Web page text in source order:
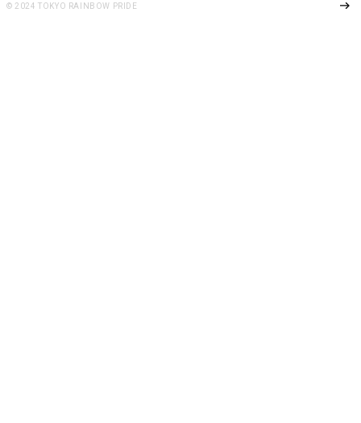
© 2024 TOKYO RAINBOW PRIDE